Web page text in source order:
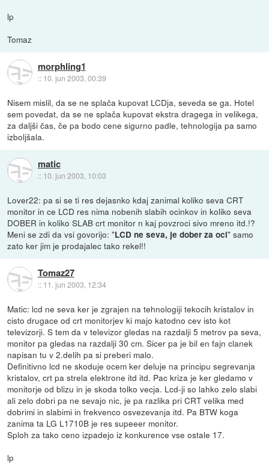
lp
Tomaz
morphling1
:: 10. jun 2003, 00:39
Nisem mislil, da se ne splača kupovat LCDja, seveda se ga. Hotel
sem povedat, da se ne splača kupovat ekstra dragega in velikega,
za daljši čas, če pa bodo cene sigurno padle, tehnologija pa samo
izboljšala.
matic
:: 10. jun 2003, 10:03
Lover22: pa si se ti res dejasnko kdaj zanimal koliko seva CRT
monitor in ce LCD res nima nobenih slabih ocinkov in koliko seva
DOBER in koliko SLAB crt monitor n kaj povzroci sivo mreno itd.!?
Meni se zdi da vsi govorijo: "LCD ne seva, je dober za oci" samo
zato ker jim je prodajalec tako rekel!!
Tomaz27
:: 11. jun 2003, 12:34
Matic: lcd ne seva ker je zgrajen na tehnologiji tekocih kristalov in
cisto drugace od crt monitorjev ki majo katodno cev isto kot
televizorji. S tem da v televizor gledas na razdalji 5 metrov pa seva,
monitor pa gledas na razdalji 30 cm. Sicer pa je bil en fajn clanek
napisan tu v 2.delih pa si preberi malo.
Definitivno lcd ne skoduje ocem ker deluje na principu segrevanja
kristalov, crt pa strela elektrone itd itd. Pac kriza je ker gledamo v
monitorje od blizu in je skoda tolko vecja. Lcd-ji so lahko zelo slabi
ali zelo dobri pa ne sevajo nic, je pa razlika pri CRT velika med
dobrimi in slabimi in frekvenco osvezevanja itd. Pa BTW koga
zanima ta LG L1710B je res supeeer monitor.
Sploh za tako ceno izpadejo iz konkurence vse ostale 17.
lp